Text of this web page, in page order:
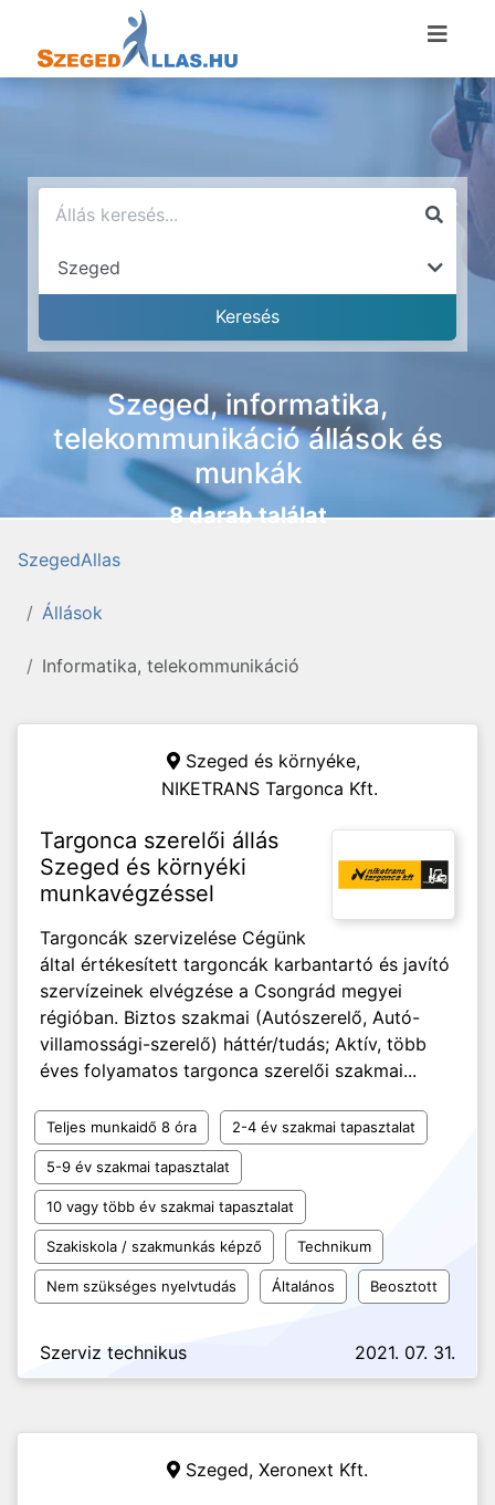
Szeged, informatika,
telekommunikáció állások és
munkák
8 darab találat
SzegedAllas
Állások
Informatika, telekommunikáció
Szeged és környéke,
NIKETRANS Targonca Kft.
Targonca szerelői állás
Szeged és környéki
munkavégzéssel
Targoncák szervizelése Cégünk
által értékesített targoncák karbantartó és javító
szervízeinek elvégzése a Csongrád megyei
régióban. Biztos szakmai (Autószerelő, Autó-
villamossági-szerelő) háttér/tudás; Aktív, több
éves folyamatos targonca szerelői szakmai...
Teljes munkaidő 8 óra 2-4 év szakmai tapasztalat
5-9 év szakmai tapasztalat
10 vagy több év szakmai tapasztalat
Szakiskola / szakmunkás képző Technikum
Nem szükséges nyelvtudás Általános Beosztott
Szerviz technikus 2021. 07. 31.
Szeged, Xeronext Kft.